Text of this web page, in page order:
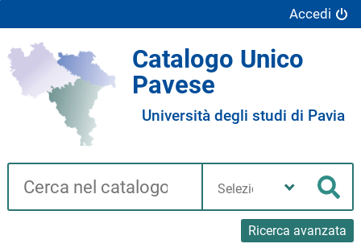
Accedi
Catalogo Unico
Pavese
Università degli studi di Pavia
Cerca su "Catalogo"
Ricerca avanzata
biblioteca